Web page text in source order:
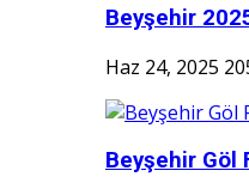
Beyşehir
Haz 24, 2025
Beyşehir Göl